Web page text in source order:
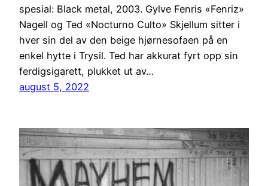
spesial: Black metal, 2003. Gylve Fenris «Fenriz»
Nagell og Ted «Nocturno Culto» Skjellum sitter i
hver sin del av den beige hjørnesofaen på en
enkel hytte i Trysil. Ted har akkurat fyrt opp sin
ferdigsigarett, plukket ut av…
august 5, 2022